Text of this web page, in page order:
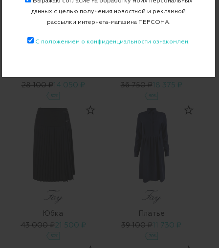
28 100 ₽14 050 ₽
-50%
36 750 ₽18 375 ₽
-50%
Юбка
43 000 ₽21 500 ₽
-50%
Платье
39 100 ₽11 730 ₽
-70%
данных с целью получения новостной и рекламной
рассылки интернета-магазина ПЕРСОНА.
С положением о конфиденциальности ознакомлен.